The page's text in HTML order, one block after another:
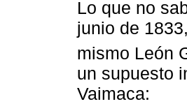
Lo que no
junio de
mismo León
un supuesto
Vaimaca: